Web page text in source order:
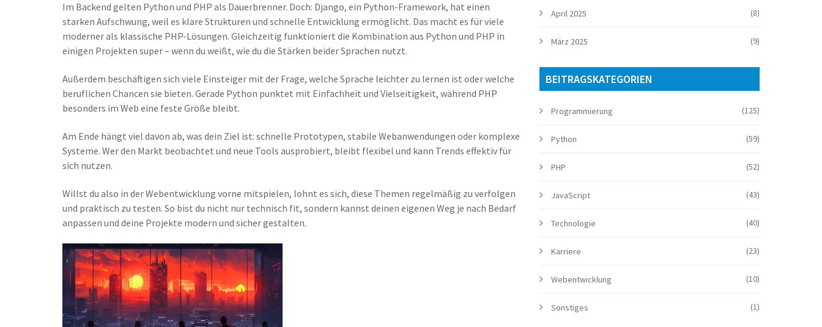
Im Backend gelten Python und PHP als Dauerbrenner. Doch: Django, ein Python-Framework, hat einen
starken Aufschwung, weil es klare Strukturen und schnelle Entwicklung ermöglicht. Das macht es für viele
moderner als klassische PHP-Lösungen. Gleichzeitig funktioniert die Kombination aus Python und PHP in
einigen Projekten super – wenn du weißt, wie du die Stärken beider Sprachen nutzt.
Außerdem beschäftigen sich viele Einsteiger mit der Frage, welche Sprache leichter zu lernen ist oder welche
beruflichen Chancen sie bieten. Gerade Python punktet mit Einfachheit und Vielseitigkeit, während PHP
besonders im Web eine feste Größe bleibt.
Am Ende hängt viel davon ab, was dein Ziel ist: schnelle Prototypen, stabile Webanwendungen oder komplexe
Systeme. Wer den Markt beobachtet und neue Tools ausprobiert, bleibt flexibel und kann Trends effektiv für
sich nutzen.
Willst du also in der Webentwicklung vorne mitspielen, lohnt es sich, diese Themen regelmäßig zu verfolgen
und praktisch zu testen. So bist du nicht nur technisch fit, sondern kannst deinen eigenen Weg je nach Bedarf
anpassen und deine Projekte modern und sicher gestalten.
April 2025 (8)
März 2025 (9)
BEITRAGSKATEGORIEN
Programmierung (125)
Python (59)
PHP (52)
JavaScript (43)
Technologie (40)
Karriere (23)
Webentwicklung (10)
Sonstiges (1)